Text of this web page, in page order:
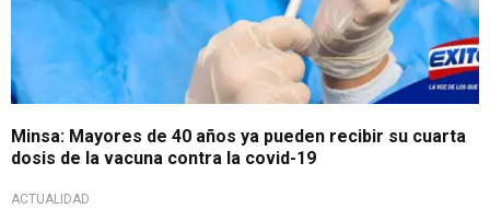
Minsa: Mayores de 40 años ya pueden recibir su cuarta
dosis de la vacuna contra la covid-19
ACTUALIDAD